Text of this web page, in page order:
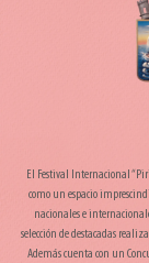
El Festival Internacional
como un espacio
nacionales e
selección de destacadas
Además cuenta con un